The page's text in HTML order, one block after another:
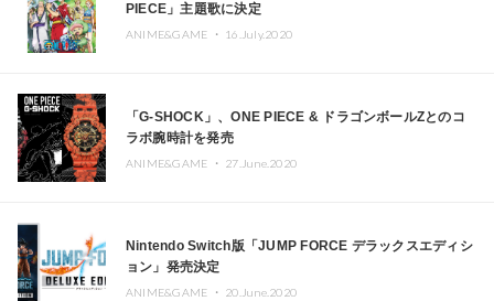
PIECE」主題歌に決定
ANIME&GAME ・ 16.July.2020
「G-SHOCK」、ONE PIECE & ドラゴンボールZとのコ
ラボ腕時計を発売
ANIME&GAME ・ 27.June.2020
Nintendo Switch版「JUMP FORCE デラックスエディシ
ョン」発売決定
ANIME&GAME ・ 20.June.2020